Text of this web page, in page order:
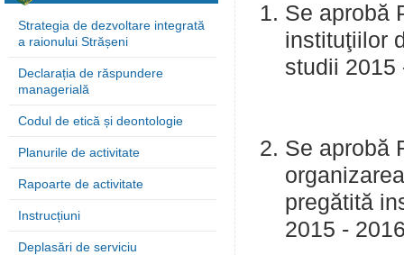
Strategia de dezvoltare integrată
a raionului Strășeni
Declarația de răspundere
managerială
Codul de etică și deontologie
Planurile de activitate
Rapoarte de activitate
Instrucțiuni
Deplasări de serviciu
Se aprobă
instituţiilor
studii 2015
Se aprobă
pregătită
2015 -